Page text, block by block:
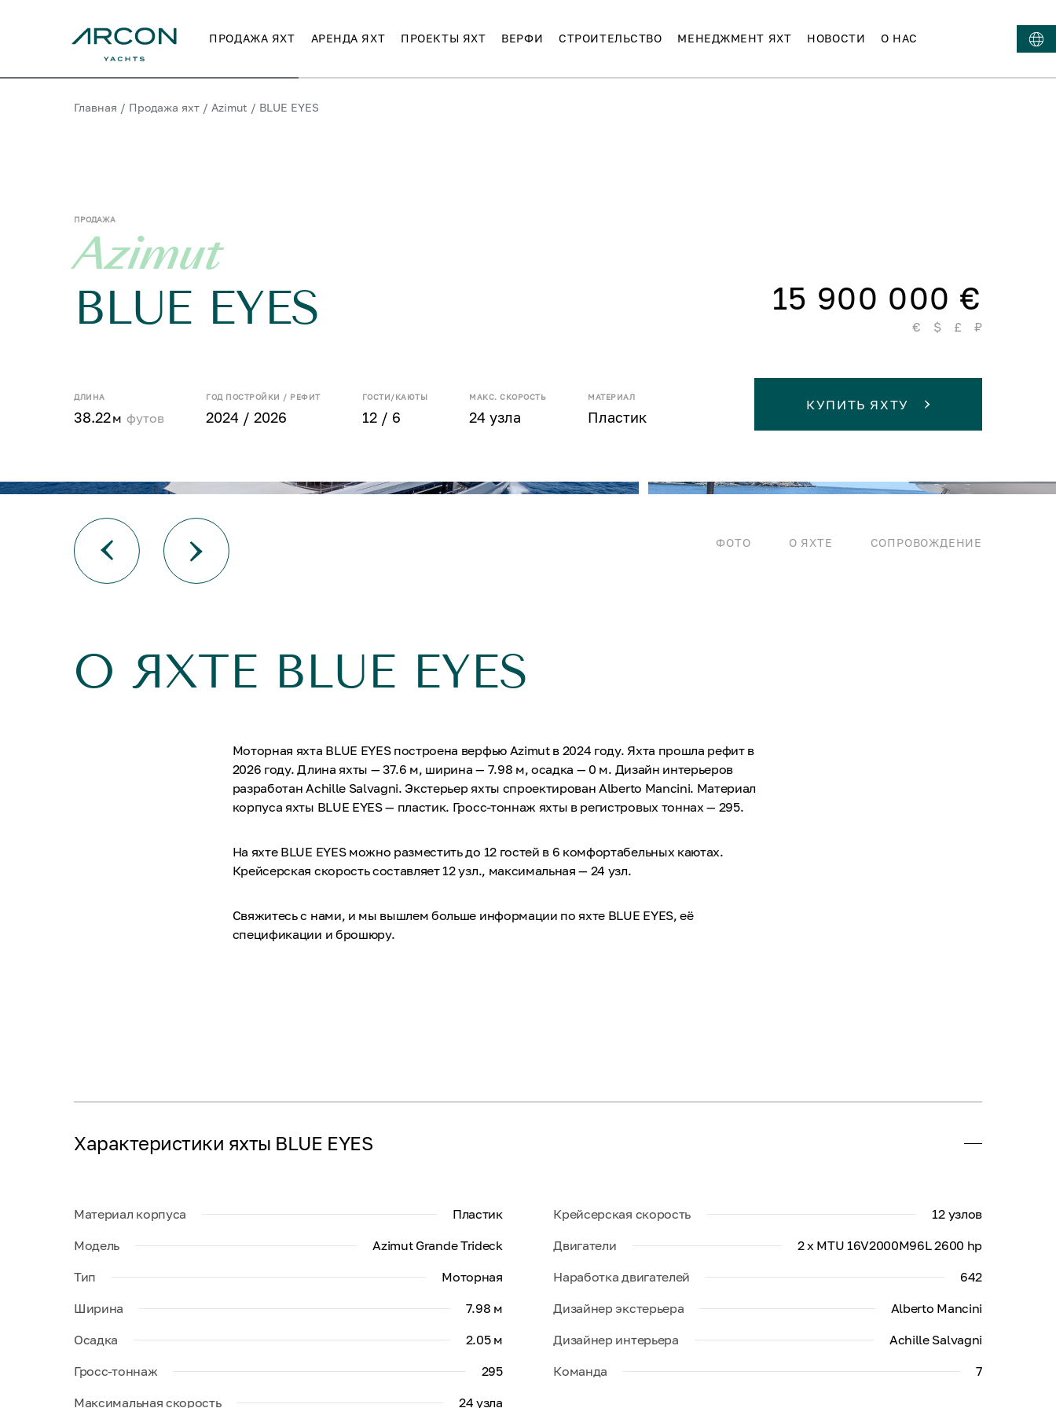
ПРОДАЖА ЯХТ АРЕНДА ЯХТ ПРОЕКТЫ ЯХТ ВЕРФИ СТРОИТЕЛЬСТВО МЕНЕДЖМЕНТ ЯХТ НОВОСТИ О НАС
Главная / Продажа яхт / Azimut / BLUE EYES
ПРОДАЖА
Azimut
BLUE EYES 15 900 000 €
€ $ £ ₽
ДЛИНА
38.22м футов
ГОД ПОСТРОЙКИ / РЕФИТ
2024 / 2026
ГОСТИ/КАЮТЫ
12 / 6
МАКС. СКОРОСТЬ
24 узла
МАТЕРИАЛ
Пластик
КУПИТЬ ЯХТУ
ФОТО О ЯХТЕ СОПРОВОЖДЕНИЕ
О ЯХТЕ BLUE EYES
Моторная яхта BLUE EYES построена верфью Azimut в 2024 году. Яхта прошла рефит в
2026 году. Длина яхты — 37.6 м, ширина — 7.98 м, осадка — 0 м. Дизайн интерьеров
разработан Achille Salvagni. Экстерьер яхты спроектирован Alberto Mancini. Материал
корпуса яхты BLUE EYES — пластик. Гросс-тоннаж яхты в регистровых тоннах — 295.
На яхте BLUE EYES можно разместить до 12 гостей в 6 комфортабельных каютах.
Крейсерская скорость составляет 12 узл., максимальная — 24 узл.
Свяжитесь с нами, и мы вышлем больше информации по яхте BLUE EYES, её
спецификации и брошюру.
Характеристики яхты BLUE EYES
Материал корпуса
Пластик
Модель
Azimut Grande Trideck
Тип
Моторная
Ширина
7.98 м
Осадка
2.05 м
Гросс-тоннаж
295
Максимальная скорость
24 узла
Крейсерская скорость
12 узлов
Двигатели
2 x MTU 16V2000M96L 2600 hp
Наработка двигателей
642
Дизайнер экстерьера
Alberto Mancini
Дизайнер интерьера
Achille Salvagni
Команда
7